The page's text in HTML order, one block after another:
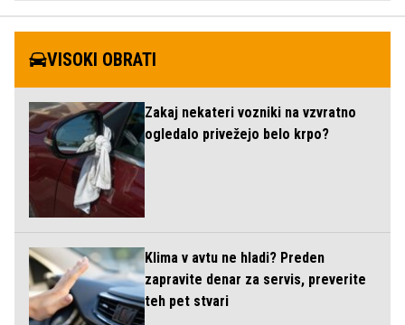
VISOKI OBRATI
Zakaj nekateri vozniki na vzvratno
ogledalo privežejo belo krpo?
Klima v avtu ne hladi? Preden
zapravite denar za servis, preverite
teh pet stvari